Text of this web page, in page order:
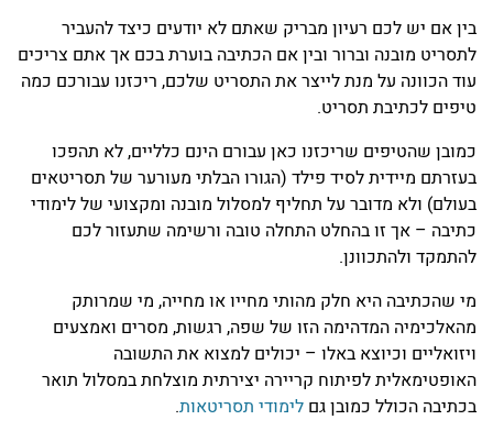
בין אם יש לכם רעיון מבריק שאתם לא יודעים כיצד להעביר
לתסריט מובנה וברור ובין אם הכתיבה בוערת בכם אך אתם צריכים
עוד הכוונה על מנת לייצר את התסריט שלכם, ריכזנו עבורכם כמה
טיפים לכתיבת תסריט.
כמובן שהטיפים שריכזנו כאן עבורם הינם כלליים, לא תהפכו
בעזרתם מיידית לסיד פילד (הגורו הבלתי מעורער של תסריטאים
בעולם) ולא מדובר על תחליף למסלול מובנה ומקצועי של לימודי
כתיבה – אך זו בהחלט התחלה טובה ורשימה שתעזור לכם
להתמקד ולהתכוונן.
מי שהכתיבה היא חלק מהותי מחייו או מחייה, מי שמרותק
מהאלכימיה המדהימה הזו של שפה, רגשות, מסרים ואמצעים
ויזואליים וכיוצא באלו – יכולים למצוא את התשובה
האופטימאלית לפיתוח קריירה יצירתית מוצלחת במסלול תואר
בכתיבה הכולל כמובן גם לימודי תסריטאות.